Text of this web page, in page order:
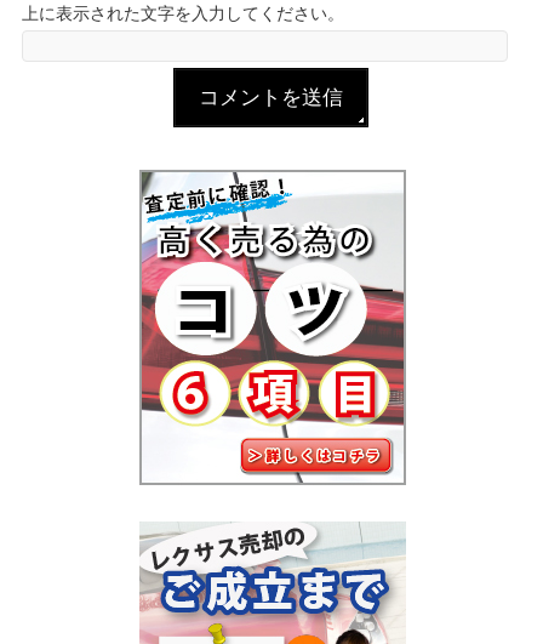
上に表示された文字を入力してください。